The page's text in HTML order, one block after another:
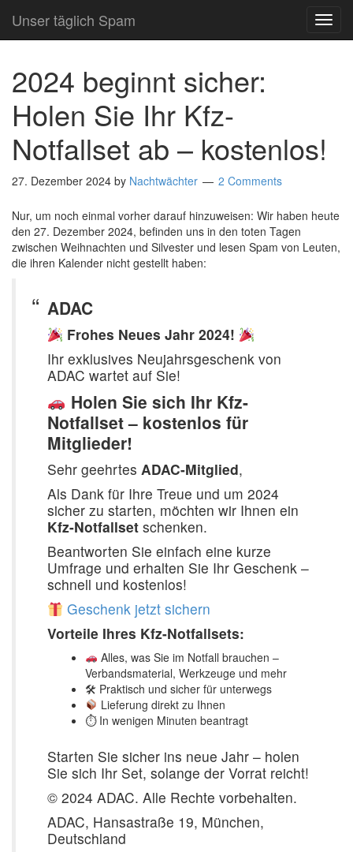
Unser täglich Spam
2024 beginnt sicher:
Holen Sie Ihr Kfz-
Notfallset ab – kostenlos!
27. Dezember 2024 by Nachtwächter 2 Comments
Nur, um noch einmal vorher darauf hinzuweisen: Wir haben heute
den 27. Dezember 2024, befinden uns in den toten Tagen
zwischen Weihnachten und Silvester und lesen Spam von Leuten,
die ihren Kalender nicht gestellt haben:
ADAC
Frohes Neues Jahr 2024!
Ihr exklusives Neujahrsgeschenk von
ADAC wartet auf Sie!
Holen Sie sich Ihr Kfz-
Notfallset – kostenlos für
Mitglieder!
Sehr geehrtes ADAC-Mitglied,
Als Dank für Ihre Treue und um 2024
sicher zu starten, möchten wir Ihnen ein
Kfz-Notfallset schenken.
Beantworten Sie einfach eine kurze
Umfrage und erhalten Sie Ihr Geschenk –
schnell und kostenlos!
Geschenk jetzt sichern
Vorteile Ihres Kfz-Notfallsets:
Alles, was Sie im Notfall brauchen –
Verbandsmaterial, Werkzeuge und mehr
🛠 Praktisch und sicher für unterwegs
Lieferung direkt zu Ihnen
⏱ In wenigen Minuten beantragt
Starten Sie sicher ins neue Jahr – holen
Sie sich Ihr Set, solange der Vorrat reicht!
© 2024 ADAC. Alle Rechte vorbehalten.
ADAC, Hansastraße 19, München,
Deutschland